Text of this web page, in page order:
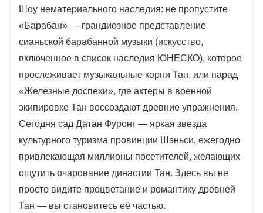
Шоу нематериального наследия: не пропустите
«Барабан» — грандиозное представление
сианьской барабанной музыки (искусство,
включенное в список наследия ЮНЕСКО), которое
прослеживает музыкальные корни Тан, или парад
«Железные доспехи», где актеры в военной
экипировке Тан воссоздают древние упражнения.
Сегодня сад Датан Фуронг — яркая звезда
культурного туризма провинции Шэньси, ежегодно
привлекающая миллионы посетителей, желающих
ощутить очарование династии Тан. Здесь вы не
просто видите процветание и романтику древней
Тан — вы становитесь её частью.